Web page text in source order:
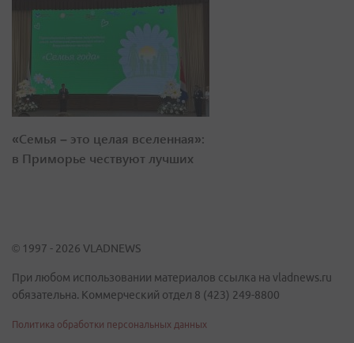
«Семья – это целая вселенная»:
в Приморье чествуют лучших
© 1997 - 2026 VLADNEWS
При любом использовании материалов ссылка на vladnews.ru
обязательна. Коммерческий отдел 8 (423) 249-8800
Политика обработки персональных данных